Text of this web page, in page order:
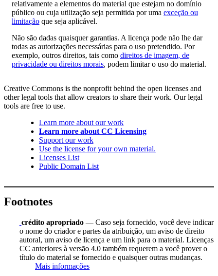
relativamente a elementos do material que estejam no domínio
público ou cuja utilização seja permitida por uma exceção ou
limitação que seja aplicável.
Não são dadas quaisquer garantias. A licença pode não lhe dar
todas as autorizações necessárias para o uso pretendido. Por
exemplo, outros direitos, tais como direitos de imagem, de
privacidade ou direitos morais, podem limitar o uso do material.
Creative Commons is the nonprofit behind the open licenses and
other legal tools that allow creators to share their work. Our legal
tools are free to use.
Learn more about our work
Learn more about CC Licensing
Support our work
Use the license for your own material.
Licenses List
Public Domain List
Footnotes
crédito apropriado — Caso seja fornecido, você deve indicar
o nome do criador e partes da atribuição, um aviso de direito
autoral, um aviso de licença e um link para o material. Licenças
CC anteriores à versão 4.0 também requerem a você prover o
título do material se fornecido e quaisquer outras mudanças.
Mais informações